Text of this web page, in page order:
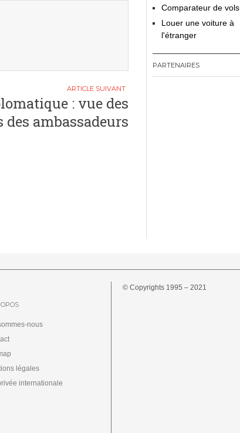
: vue des
des ambassadeurs
Comparateur de vols
Louer une voiture à
l'étranger
PARTENAIRES
nous
légales
internationale
© Copyrights 1995 – 2021